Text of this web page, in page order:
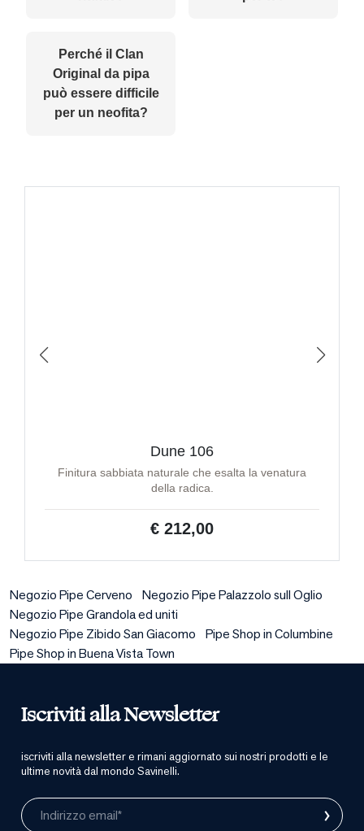
Perché il Clan
Original da pipa
può essere difficile
per un neofita?
Dune 106
Finitura sabbiata naturale che esalta la venatura
della radica.
€ 212,00
Negozio Pipe Cerveno
Negozio Pipe Palazzolo sull Oglio
Negozio Pipe Grandola ed uniti
Negozio Pipe Zibido San Giacomo
Pipe Shop in Columbine
Pipe Shop in Buena Vista Town
Iscriviti alla Newsletter
iscriviti alla newsletter e rimani aggiornato sui nostri prodotti e le
ultime novità dal mondo Savinelli.
Indirizzo email* ›